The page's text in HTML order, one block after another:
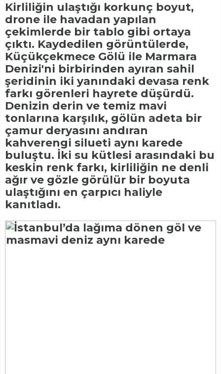
Kirliliğin ulaştığı korkunç boyut,
drone ile havadan yapılan
çekimlerde bir tablo gibi ortaya
çıktı. Kaydedilen görüntülerde,
Küçükçekmece Gölü ile Marmara
Denizi'ni birbirinden ayıran sahil
şeridinin iki yanındaki devasa renk
farkı görenleri hayrete düşürdü.
Denizin derin ve temiz mavi
tonlarına karşılık, gölün adeta bir
çamur deryasını andıran
kahverengi silueti aynı karede
buluştu. İki su kütlesi arasındaki bu
keskin renk farkı, kirliliğin ne denli
ağır ve gözle görülür bir boyuta
ulaştığını en çarpıcı haliyle
kanıtladı.